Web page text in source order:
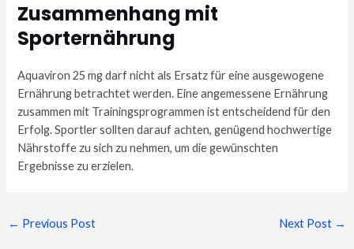
Zusammenhang mit
Sporternährung
Aquaviron 25 mg darf nicht als Ersatz für eine ausgewogene
Ernährung betrachtet werden. Eine angemessene Ernährung
zusammen mit Trainingsprogrammen ist entscheidend für den
Erfolg. Sportler sollten darauf achten, genügend hochwertige
Nährstoffe zu sich zu nehmen, um die gewünschten
Ergebnisse zu erzielen.
← Previous Post Next Post →